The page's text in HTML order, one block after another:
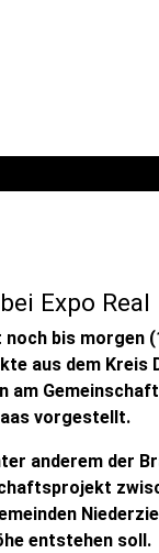
Expo Real
bis morgen
aus dem Kreis
am
vorgestellt.
anderem der
entstehen soll.